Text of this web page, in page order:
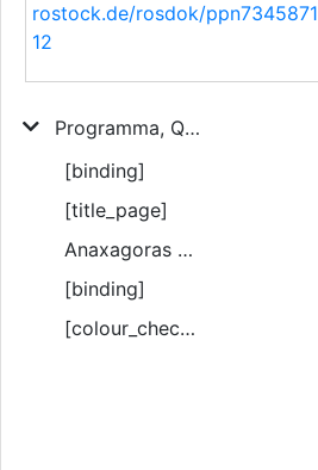
rostock.de/rosdok/ppn7345871
12
Programma, Quo, Ad Sacrum Paschale, Et Festum Resurrectionis Jesu Christi De Mundo, Morte, & tota stygia cohorte triumphantis, sancte celebrandum, Studiosi iuvenes & Academici cives pie admonentur
[binding]
[title_page]
Anaxagoras philosophus insignis,...
[binding]
[colour_checker]